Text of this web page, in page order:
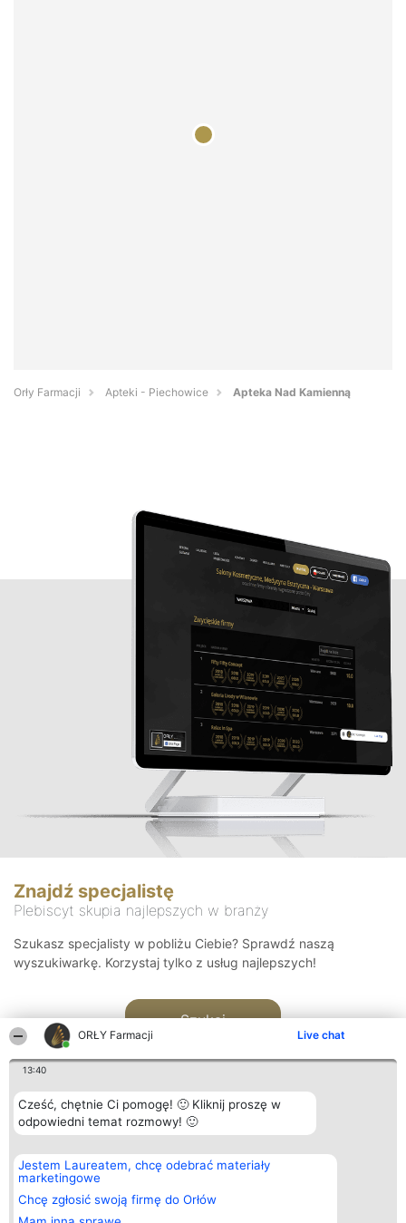
ORŁY Farmacji Live chat
13:40
Cześć, chętnie Ci pomogę! 🙂 Kliknij proszę w
odpowiedni temat rozmowy! 🙂
Jestem Laureatem, chcę odebrać materiały
marketingowe
Chcę zgłosić swoją firmę do Orłów
Orły Farmacji Apteki - Piechowice Apteka Nad Kamienną
Znajdź specjalistę
Plebiscyt skupia najlepszych w branży
Szukasz specjalisty w pobliżu Ciebie? Sprawdź naszą
wyszukiwarkę. Korzystaj tylko z usług najlepszych!
Szukaj
Organizator plebiscytu
Bright Side Solutions sp. z o.
o. sp. k.
ul. Ruska 22
Wrocław 50-079
KRS 0000749100 | Regon
Plebiscyt
Laureaci
wszystkich
Laureatów
Kontakt
Kontakt